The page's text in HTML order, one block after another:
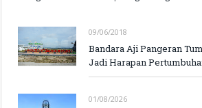
09/06/2018
Bandara Aji Pangeran
Jadi Harapan
01/08/2026